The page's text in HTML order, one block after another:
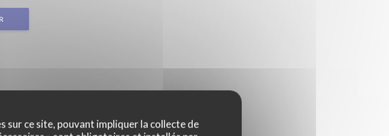
ce site, pouvant impliquer la collecte de